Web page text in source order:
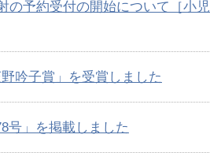
の予約受付の開始について［小児
吟子賞」を受賞しました
号」を掲載しました